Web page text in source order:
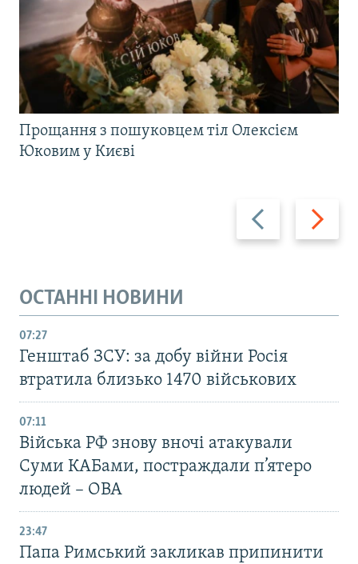
Назад Вперед
Прощання з пошуковцем тіл Олексієм
Юковим у Києві
ОСТАННІ НОВИНИ
07:27
Генштаб ЗСУ: за добу війни Росія
втратила близько 1470 військових
07:11
Війська РФ знову вночі атакували
Суми КАБами, постраждали п’ятеро
людей – ОВА
23:47
Папа Римський закликав припинити